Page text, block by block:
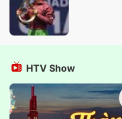
HTV Show